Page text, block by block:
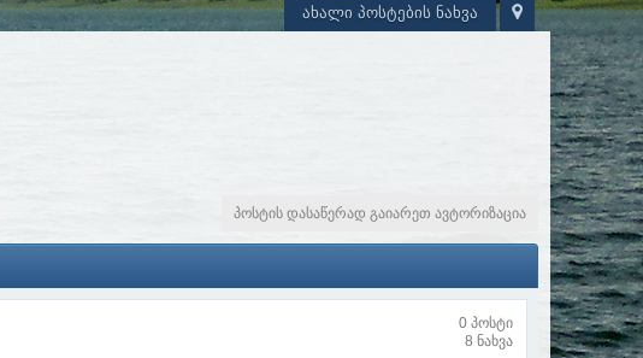
ახალი პოსტების ნახვა
პოსტის დასაწერად გაიარეთ ავტორიზაცია
0 პოსტი
8 ნახვა